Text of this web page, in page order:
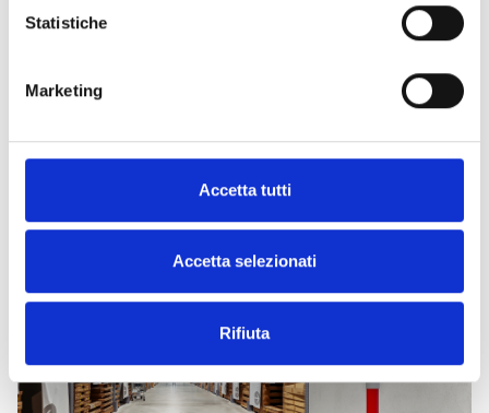
Statistiche
Marketing
Accetta tutti
Accetta selezionati
Rifiuta
les défis quotidiens du marché et de continuer à
développer des solutions adaptées à la réalité du
Espagne.